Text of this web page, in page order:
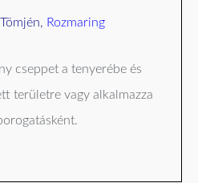
Tömjén, Rozmaring
cseppet a tenyerébe és
területre vagy alkalmazza